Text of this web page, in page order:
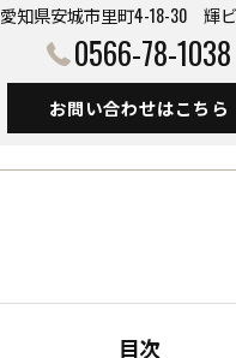
愛知県安城市里町4-18-30 ​​​​​​​輝
0566-78-1038
お問い合わせはこちら
目次